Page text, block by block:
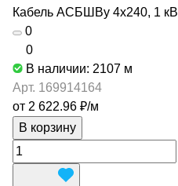
Кабель АСБШВу 4х240, 1 кВ
0
0
В наличии: 2107 м
Арт. 169914164
от 2 622.96 ₽/м
В корзину